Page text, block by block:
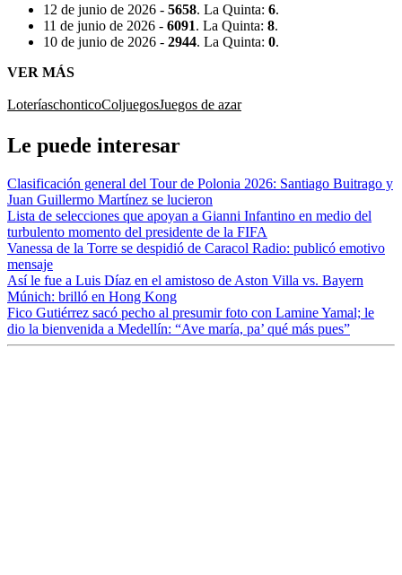
12 de junio de 2026 - 5658. La Quinta: 6.
11 de junio de 2026 - 6091. La Quinta: 8.
10 de junio de 2026 - 2944. La Quinta: 0.
VER MÁS
LoteríaschonticoColjuegosJuegos de azar
Le puede interesar
Clasificación general del Tour de Polonia 2026: Santiago Buitrago y
Juan Guillermo Martínez se lucieron
Lista de selecciones que apoyan a Gianni Infantino en medio del
turbulento momento del presidente de la FIFA
Vanessa de la Torre se despidió de Caracol Radio: publicó emotivo
mensaje
Así le fue a Luis Díaz en el amistoso de Aston Villa vs. Bayern
Múnich: brilló en Hong Kong
Fico Gutiérrez sacó pecho al presumir foto con Lamine Yamal; le
dio la bienvenida a Medellín: “Ave maría, pa’ qué más pues”